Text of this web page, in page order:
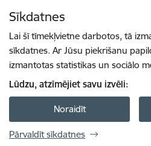
Sīkdatnes
Lai šī tīmekļvietne darbotos, tā
sīkdatnes. Ar Jūsu piekrišanu
izmantotas statistikas un sociālo
Lūdzu, atzīmējiet savu izvēli:
Noraidīt
Pārvaldīt sīkdatnes